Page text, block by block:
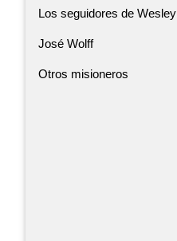
Los seguidores de Wesley
José Wolff
Otros misioneros